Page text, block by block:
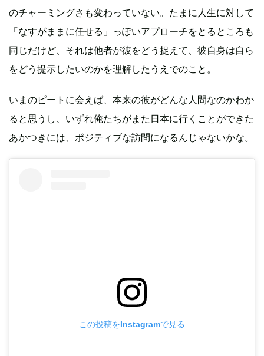
のチャーミングさも変わっていない。たまに人生に対して
「なすがままに任せる」っぽいアプローチをとるところも
同じだけど、それは他者が彼をどう捉えて、彼自身は自ら
をどう提示したいのかを理解したうえでのこと。
いまのピートに会えば、本来の彼がどんな人間なのかわか
ると思うし、いずれ俺たちがまた日本に行くことができた
あかつきには、ポジティブな訪問になるんじゃないかな。
この投稿をInstagramで見る